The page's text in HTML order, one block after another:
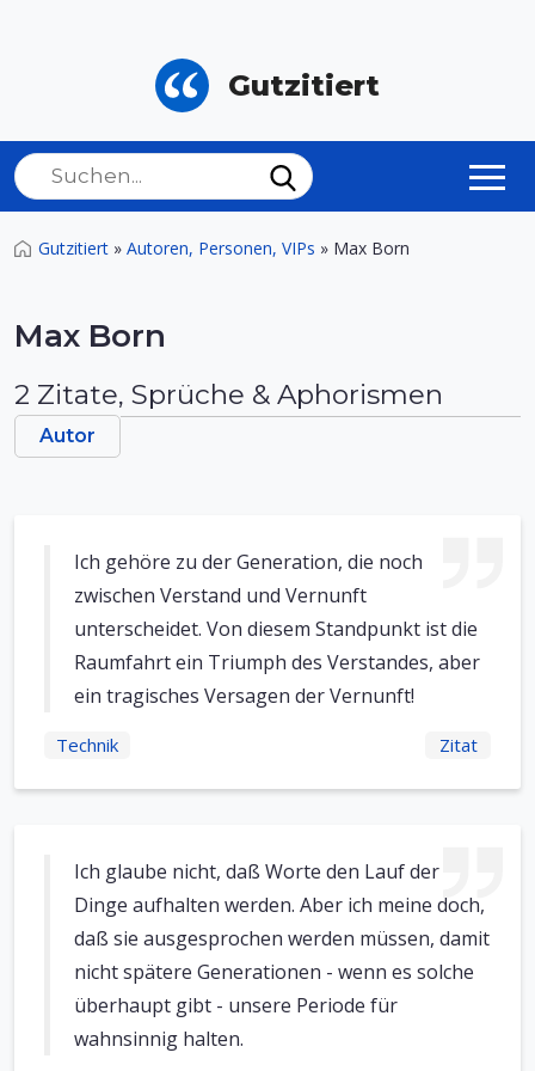
Gutzitiert
Gutzitiert » Autoren, Personen, VIPs » Max Born
Max Born
2 Zitate, Sprüche & Aphorismen
Autor
Ich gehöre zu der Generation, die noch
zwischen Verstand und Vernunft
unterscheidet. Von diesem Standpunkt ist die
Raumfahrt ein Triumph des Verstandes, aber
ein tragisches Versagen der Vernunft!
Technik Zitat
Ich glaube nicht, daß Worte den Lauf der
Dinge aufhalten werden. Aber ich meine doch,
daß sie ausgesprochen werden müssen, damit
nicht spätere Generationen - wenn es solche
überhaupt gibt - unsere Periode für
wahnsinnig halten.